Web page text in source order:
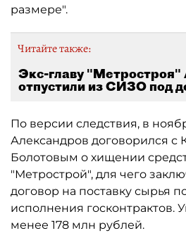
размере".
Читайте также:
Экс-главу "Метростроя"
отпустили из СИЗО под
По версии следствия, в
Александров договорился с
Болотовым о хищении
"Метрострой", для чего
договор на поставку сырья
исполнения госконтрактов.
менее 178 млн рублей.